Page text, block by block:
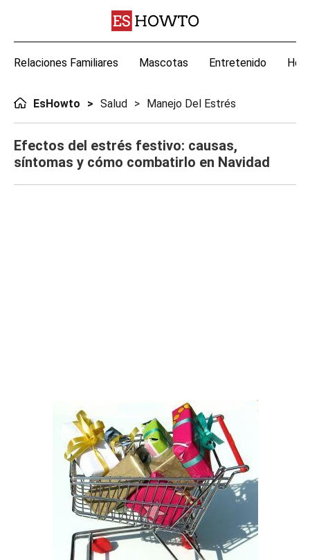
Relaciones Familiares Mascotas Entretenido
EsHowto Salud Manejo Del Estrés
Efectos del estrés festivo: causas,
síntomas y cómo combatirlo en Navidad